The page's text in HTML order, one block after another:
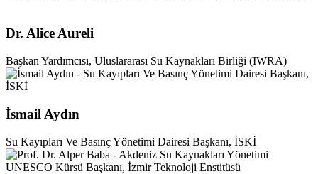
Dr. Alice Aureli
Başkan Yardımcısı, Uluslararası Su Kaynakları Birliği (IWRA)
İsmail Aydın
Su Kayıpları Ve Basınç Yönetimi Dairesi Başkanı, İSKİ